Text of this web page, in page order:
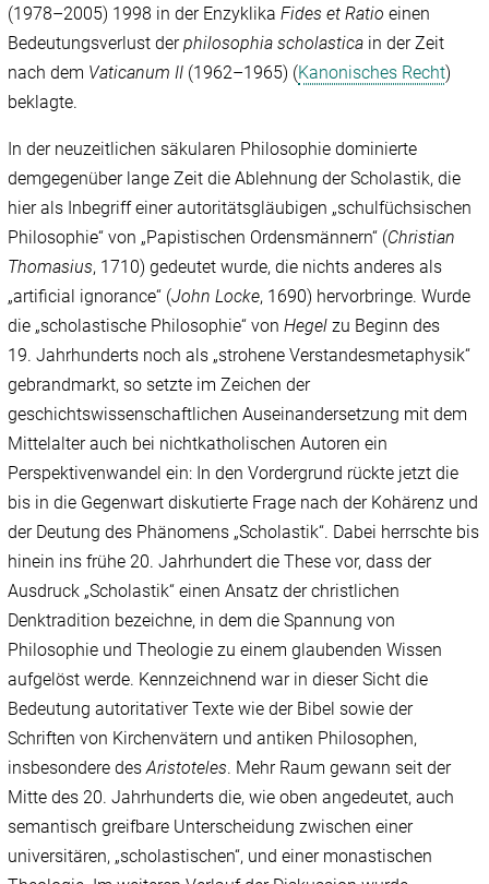
(1978–2005) 1998 in der EnzyklikaFides et Ratio einen
Bedeutungsverlust derphilosophia scholastica in der Zeit
nach dem Vaticanum II (1962–1965) (Kanonisches Recht)
beklagte.
In der neuzeitlichen säkularen Philosophie dominierte
demgegenüber lange Zeit die Ablehnung der Scholastik, die
hier als Inbegriff einer autoritätsgläubigen „schulfüchsischen
Philosophie“ von „Papistischen Ordensmännern“ (Christian
Thomasius, 1710) gedeutet wurde, die nichts anderes als
„artificial ignorance“ (John Locke, 1690) hervorbringe. Wurde
die „scholastische Philosophie“ vonHegel zu Beginn des
19. Jahrhunderts noch als „strohene Verstandesmetaphysik“
gebrandmarkt, so setzte im Zeichen der
geschichtswissenschaftlichen Auseinandersetzung mit dem
Mittelalter auch bei nichtkatholischen Autoren ein
Perspektivenwandel ein: In den Vordergrund rückte jetzt die
bis in die Gegenwart diskutierte Frage nach der Kohärenz und
der Deutung des Phänomens „Scholastik“. Dabei herrschte bis
hinein ins frühe 20. Jahrhundert die These vor, dass der
Ausdruck „Scholastik“ einen Ansatz der christlichen
Denktradition bezeichne, in dem die Spannung von
Philosophie und Theologie zu einem glaubenden Wissen
aufgelöst werde. Kennzeichnend war in dieser Sicht die
Bedeutung autoritativer Texte wie der Bibel sowie der
Schriften von Kirchenvätern und antiken Philosophen,
insbesondere desAristoteles. Mehr Raum gewann seit der
Mitte des 20. Jahrhunderts die, wie oben angedeutet, auch
semantisch greifbare Unterscheidung zwischen einer
universitären, „scholastischen“, und einer monastischen